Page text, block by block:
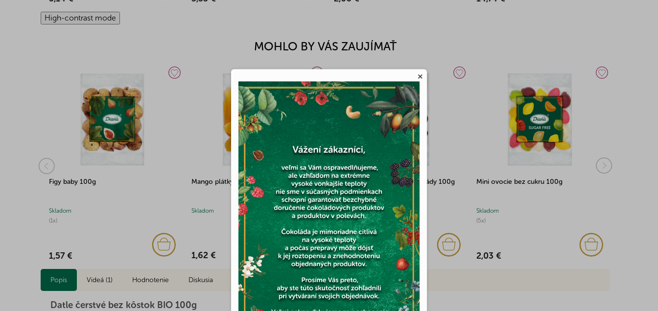
High-contrast mode
MOHLO BY VÁS ZAUJÍMAŤ
Figy baby 100g
(1x)
Skladom
1,57 €
Mango plátky 100g
Skladom
1,62 €
Višne v poleve z horkej čokolády 100g
(3x)
Skladom
2,32 €
Mini ovocie bez cukru 100g
(5x)
Skladom
2,03 €
Popis Videá (1) Hodnotenie Diskusia Značka
Datle čerstvé bez kôstok BIO 100g
×